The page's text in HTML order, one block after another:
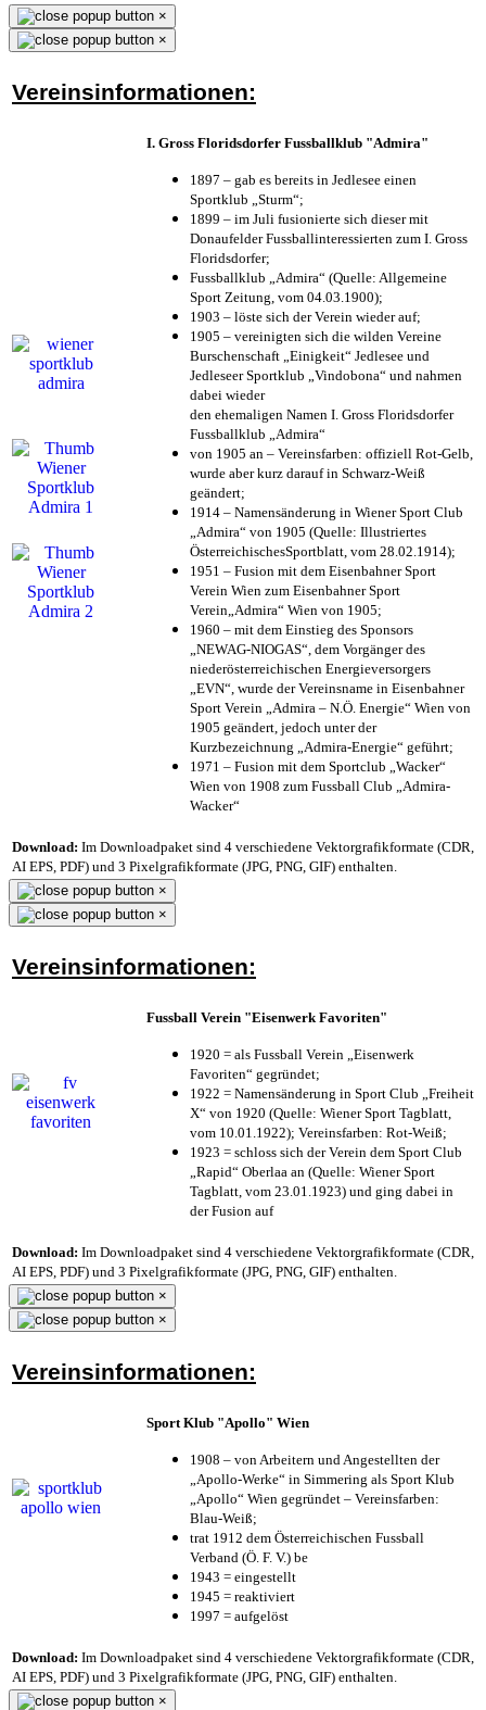
×
×
Vereinsinformationen:
I. Gross Floridsdorfer Fussballklub "Admira"
1897 – gab es bereits in Jedlesee einen
Sportklub „Sturm“;
1899 – im Juli fusionierte sich dieser mit
Donaufelder Fussballinteressierten zum I. Gross
Floridsdorfer;
Fussballklub „Admira“ (Quelle: Allgemeine
Sport Zeitung, vom 04.03.1900);
1903 – löste sich der Verein wieder auf;
1905 – vereinigten sich die wilden Vereine
Burschenschaft „Einigkeit“ Jedlesee und
Jedleseer Sportklub „Vindobona“ und nahmen
dabei wieder
den ehemaligen Namen I. Gross Floridsdorfer
Fussballklub „Admira“
von 1905 an – Vereinsfarben: offiziell Rot-Gelb,
wurde aber kurz darauf in Schwarz-Weiß
geändert;
1914 – Namensänderung in Wiener Sport Club
„Admira“ von 1905 (Quelle: Illustriertes
ÖsterreichischesSportblatt, vom 28.02.1914);
1951 – Fusion mit dem Eisenbahner Sport
Verein Wien zum Eisenbahner Sport
Verein„Admira“ Wien von 1905;
1960 – mit dem Einstieg des Sponsors
„NEWAG-NIOGAS“, dem Vorgänger des
niederösterreichischen Energieversorgers
„EVN“, wurde der Vereinsname in Eisenbahner
Sport Verein „Admira – N.Ö. Energie“ Wien von
1905 geändert, jedoch unter der
Kurzbezeichnung „Admira-Energie“ geführt;
1971 – Fusion mit dem Sportclub „Wacker“
Wien von 1908 zum Fussball Club „Admira-
Wacker“
Download: Im Downloadpaket sind 4 verschiedene Vektorgrafikformate (CDR,
AI EPS, PDF) und 3 Pixelgrafikformate (JPG, PNG, GIF) enthalten.
×
×
Vereinsinformationen:
Fussball Verein "Eisenwerk Favoriten"
1920 = als Fussball Verein „Eisenwerk
Favoriten“ gegründet;
1922 = Namensänderung in Sport Club „Freiheit
X“ von 1920 (Quelle: Wiener Sport Tagblatt,
vom 10.01.1922); Vereinsfarben: Rot-Weiß;
1923 = schloss sich der Verein dem Sport Club
„Rapid“ Oberlaa an (Quelle: Wiener Sport
Tagblatt, vom 23.01.1923) und ging dabei in
der Fusion auf
Download: Im Downloadpaket sind 4 verschiedene Vektorgrafikformate (CDR,
AI EPS, PDF) und 3 Pixelgrafikformate (JPG, PNG, GIF) enthalten.
×
×
Vereinsinformationen:
Sport Klub "Apollo" Wien
1908 – von Arbeitern und Angestellten der
„Apollo-Werke“ in Simmering als Sport Klub
„Apollo“ Wien gegründet – Vereinsfarben:
Blau-Weiß;
trat 1912 dem Österreichischen Fussball
Verband (Ö. F. V.) be
1943 = eingestellt
1945 = reaktiviert
1997 = aufgelöst
Download: Im Downloadpaket sind 4 verschiedene Vektorgrafikformate (CDR,
AI EPS, PDF) und 3 Pixelgrafikformate (JPG, PNG, GIF) enthalten.
×